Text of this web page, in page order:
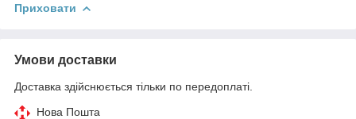
Приховати
Умови доставки
Доставка здійснюється тільки по передоплаті.
Нова Пошта